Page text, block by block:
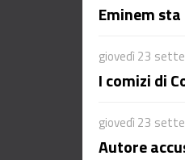
Eminem
giovedì 23
I comizi di
giovedì 23
Autore